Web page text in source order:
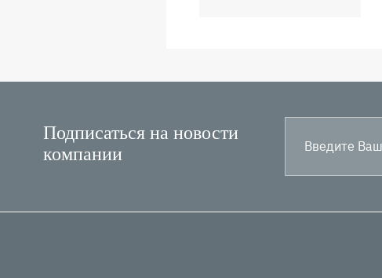
Подписаться на новости
компании